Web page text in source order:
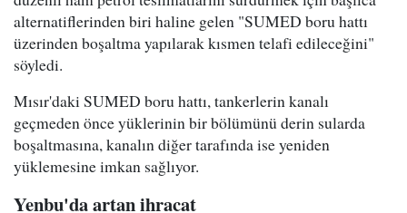
alternatiflerinden biri haline gelen "SUMED boru hattı
üzerinden boşaltma yapılarak kısmen telafi edileceğini"
söyledi.
Mısır'daki SUMED boru hattı, tankerlerin kanalı
geçmeden önce yüklerinin bir bölümünü derin sularda
boşaltmasına, kanalın diğer tarafında ise yeniden
yüklemesine imkan sağlıyor.
Yenbu'da artan ihracat